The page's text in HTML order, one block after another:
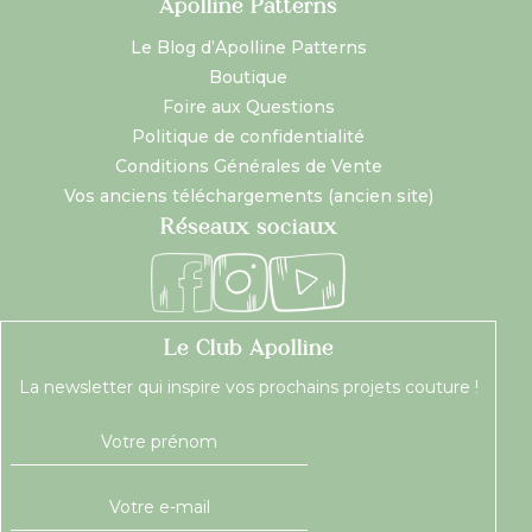
Le Blog d’Apolline Patterns
Boutique
Foire aux Questions
Politique de confidentialité
Conditions Générales de Vente
Vos anciens téléchargements (ancien site)
Réseaux sociaux
Le Club Apolline
La newsletter qui inspire vos prochains projets couture !